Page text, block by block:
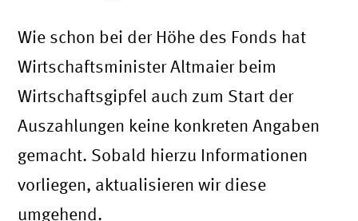
Wie schon bei der Höhe des Fonds hat
Wirtschaftsminister Altmaier beim
Wirtschaftsgipfel auch zum Start der
Auszahlungen keine konkreten Angaben
gemacht. Sobald hierzu Informationen
vorliegen, aktualisieren wir diese
umgehend.